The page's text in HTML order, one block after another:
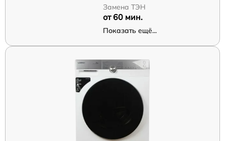
Замена ТЭН
от 60 мин.
Показать ещё...